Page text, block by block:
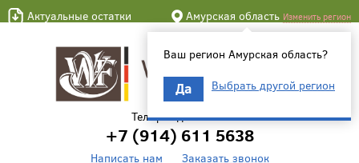
Актуальные остатки Амурская область Изменить регион
Ваш регион Амурская область?
Да Выбрать другой регион
Телефон для связи
+7 (914) 611 5638
Написать нам Заказать звонок